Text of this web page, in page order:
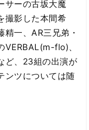
サーの古坂大魔
撮影した本間希
一、AR三兄弟・
VERBAL(m-flo)、
ど、23組の出演が
ンツについては随